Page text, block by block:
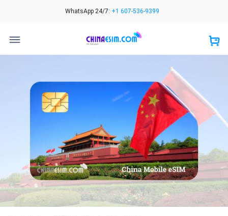
WhatsApp 24/7: +1 607-536-9399